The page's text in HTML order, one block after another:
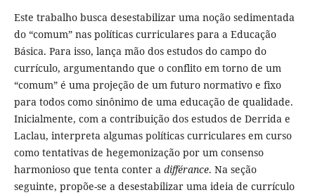
Este trabalho busca desestabilizar uma noção sedimentada
do “comum” nas políticas curriculares para a Educação
Básica. Para isso, lança mão dos estudos do campo do
currículo, argumentando que o conflito em torno de um
“comum” é uma projeção de um futuro normativo e fixo
para todos como sinônimo de uma educação de qualidade.
Inicialmente, com a contribuição dos estudos de Derrida e
Laclau, interpreta algumas políticas curriculares em curso
como tentativas de hegemonização por um consenso
harmonioso que tenta conter a différance. Na seção
seguinte, propõe-se a desestabilizar uma ideia de currículo